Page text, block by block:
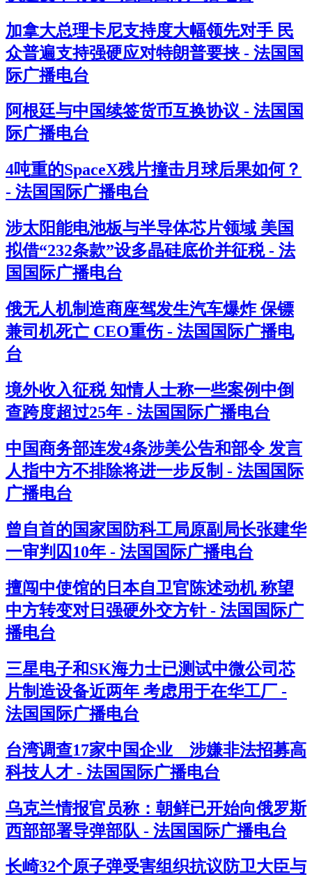
加拿大总理卡尼支持度大幅领先对手 民
众普遍支持强硬应对特朗普要挟 - 法国国
际广播电台
阿根廷与中国续签货币互换协议 - 法国国
际广播电台
4吨重的SpaceX残片撞击月球后果如何？
- 法国国际广播电台
涉太阳能电池板与半导体芯片领域 美国
拟借“232条款”设多晶硅底价并征税 - 法
国国际广播电台
俄无人机制造商座驾发生汽车爆炸 保镖
兼司机死亡 CEO重伤 - 法国国际广播电
台
境外收入征税 知情人士称一些案例中倒
查跨度超过25年 - 法国国际广播电台
中国商务部连发4条涉美公告和部令 发言
人指中方不排除将进一步反制 - 法国国际
广播电台
曾自首的国家国防科工局原副局长张建华
一审判囚10年 - 法国国际广播电台
擅闯中使馆的日本自卫官陈述动机 称望
中方转变对日强硬外交方针 - 法国国际广
播电台
三星电子和SK海力士已测试中微公司芯
片制造设备近两年 考虑用于在华工厂 -
法国国际广播电台
台湾调查17家中国企业 涉嫌非法招募高
科技人才 - 法国国际广播电台
乌克兰情报官员称：朝鲜已开始向俄罗斯
西部部署导弹部队 - 法国国际广播电台
长崎32个原子弹受害组织抗议防卫大臣与